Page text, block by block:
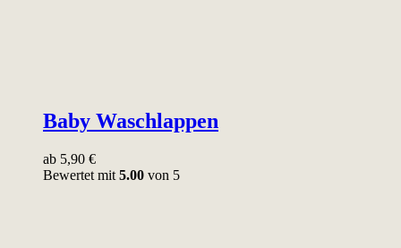
Baby Waschlappen
ab 5,90 €
Bewertet mit 5.00 von 5